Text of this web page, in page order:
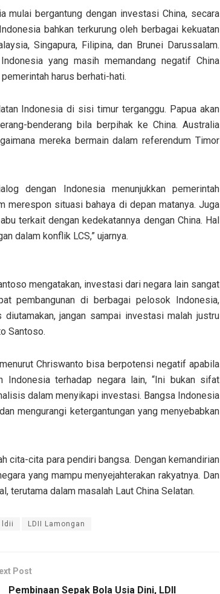
mulai bergantung dengan investasi China, secara
bahkan terkurung oleh berbagai kekuatan
Singapura, Filipina, dan Brunei Darussalam.
yang masih memandang negatif China
harus berhati-hati.
Indonesia di sisi timur terganggu. Papua akan
benderang bila berpihak ke China. Australia
mereka bermain dalam referendum Timor
dengan Indonesia menunjukkan pemerintah
merespon situasi bahaya di depan matanya. Juga
terkait dengan kedekatannya dengan China. Hal
dalam konflik LCS,” ujarnya.
mengatakan, investasi dari negara lain sangat
pembangunan di berbagai pelosok Indonesia,
jangan sampai investasi malah justru
Santoso.
Chriswanto bisa berpotensi negatif apabila
Indonesia terhadap negara lain, “Ini bukan sifat
dalam menyikapi investasi. Bangsa Indonesia
mengurangi ketergantungan yang menyebabkan
cita-cita para pendiri bangsa. Dengan kemandirian
yang mampu menyejahterakan rakyatnya. Dan
terutama dalam masalah Laut China Selatan.
ldii LDII Lamongan
Post
Pembinaan Sepak Bola Usia Dini, LDII